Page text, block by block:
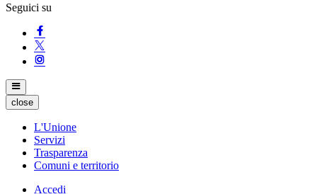
Seguici su
close
L'Unione
Servizi
Trasparenza
Comuni e territorio
Accedi